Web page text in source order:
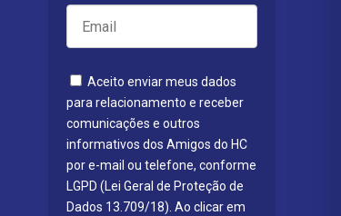
Aceito enviar meus dados
para relacionamento e receber
comunicações e outros
informativos dos Amigos do HC
por e-mail ou telefone, conforme
LGPD (Lei Geral de Proteção de
Dados 13.709/18). Ao clicar em